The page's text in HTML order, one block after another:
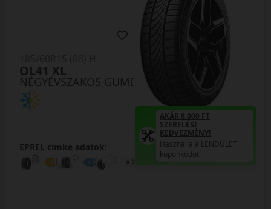
NÉGYÉVSZAKOS GUMI
OL41 XL
EPREL cimke adatok:
AKÁR 8.000 FT
SZERELÉSI
KEDVEZMÉNY!
Használja a LENDÜLET
kuponkódot!